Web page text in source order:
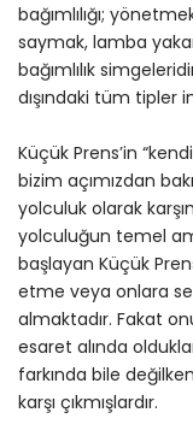
bağımlılığı;
saymak, lamba
bağımlılık
dışındaki tüm tipler
Küçük Prens’in
bizim açımızdan
yolculuk olarak
yolculuğun temel
başlayan Küçük
etme veya onlara
almaktadır. Fakat
esaret alında
farkında bile
karşı çıkmışlardır.